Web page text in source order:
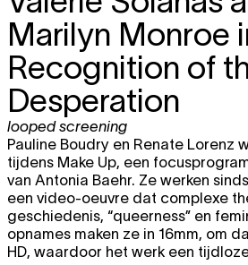
Marilyn Monroe
Recognition of
Desperation
looped screening
Pauline Boudry en Renate Lorenz
tijdens Make Up, een
van Antonia Baehr. Ze werken
een video-oeuvre dat complexe
geschiedenis, “queerness” en
opnames maken ze in 16mm, om
HD, waardoor het werk een